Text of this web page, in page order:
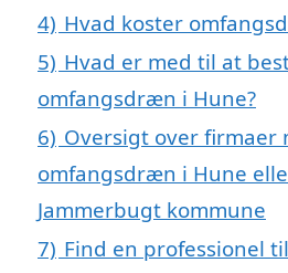
4) Hvad koster
5) Hvad er med til at
omfangsdræn i Hune?
6) Oversigt over firmaer
omfangsdræn i Hune
Jammerbugt kommune
7) Find en professionel